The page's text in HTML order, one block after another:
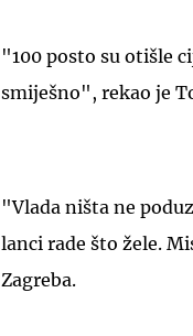
"100 posto su otišle
smiješno", rekao je
"Vlada ništa ne
lanci rade što žele.
Zagreba.